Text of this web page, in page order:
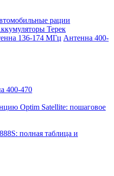
рации
Терек
136-174 МГц Антенна 400-
400-470
Optim Satellite: пошаговое
полная таблица и